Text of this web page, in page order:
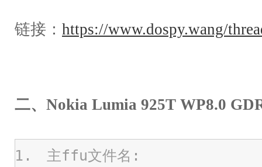
链接： https://www.dospy.wang/
二、Nokia Lumia 925T WP8.0
主ffu文件名: